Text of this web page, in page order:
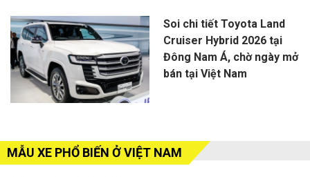
Soi chi tiết Toyota Land
Cruiser Hybrid 2026 tại
Đông Nam Á, chờ ngày mở
bán tại Việt Nam
MẪU XE PHỔ BIẾN Ở VIỆT NAM